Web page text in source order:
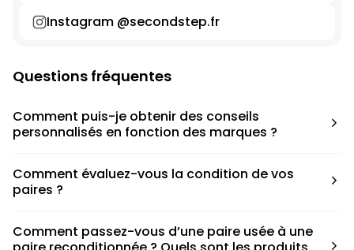
Instagram @secondstep.fr
Questions fréquentes
Comment puis-je obtenir des conseils
personnalisés en fonction des marques ?
pour déterminer la taille appropriée, que ce soit une taille
en dessous, au-dessus ou correspondant à votre taille
Comment évaluez-vous la condition de vos
paires ?
défauts spécifiques de chaque paire.
Comment passez-vous d’une paire usée à une